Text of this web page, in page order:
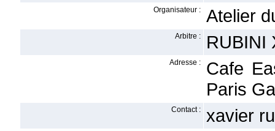
Organisateur : Atelier
Arbitre : RUBINI
Adresse :
Cafe
Paris
Contact : xavier